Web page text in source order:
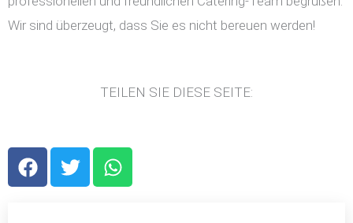
Wir sind überzeugt, dass Sie es nicht bereuen werden!
TEILEN SIE DIESE SEITE:
F
a
T
w
W
h